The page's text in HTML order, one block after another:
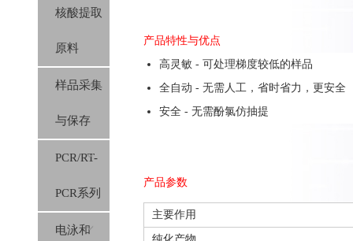
核酸提取
原料
样品采集
与保存
PCR/RT-
PCR系列
电泳和
产品特性与优点
高灵敏 - 可处理梯度较低的样品
全自动 - 无需人工，省时省力，更安全
安全 - 无需酚氯仿抽提
产品参数
主要作用